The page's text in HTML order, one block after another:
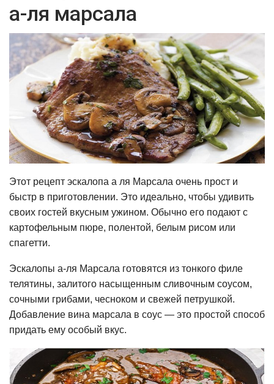
а-ля марсала
Этот рецепт эскалопа а ля Марсала очень прост и
быстр в приготовлении. Это идеально, чтобы удивить
своих гостей вкусным ужином. Обычно его подают с
картофельным пюре, полентой, белым рисом или
спагетти.
Эскалопы а-ля Марсала готовятся из тонкого филе
телятины, залитого насыщенным сливочным соусом,
сочными грибами, чесноком и свежей петрушкой.
Добавление вина марсала в соус — это простой способ
придать ему особый вкус.